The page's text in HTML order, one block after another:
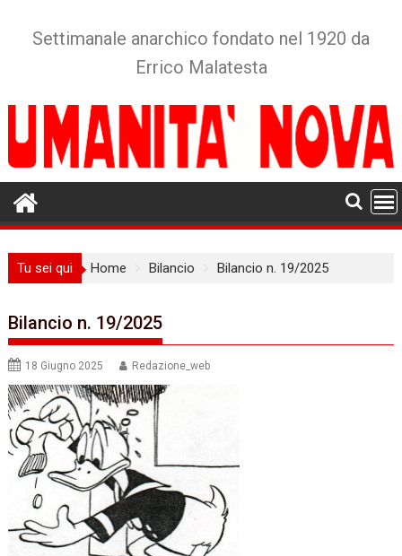
Settimanale anarchico fondato nel 1920 da
Errico Malatesta
Tu sei qui Home Bilancio Bilancio n. 19/2025
Bilancio n. 19/2025
18 Giugno 2025 Redazione_web